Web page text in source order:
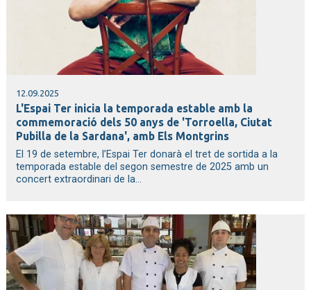
12.09.2025
L'Espai Ter inicia la temporada estable amb la
commemoració dels 50 anys de 'Torroella, Ciutat
Pubilla de la Sardana', amb Els Montgrins
El 19 de setembre, l’Espai Ter donarà el tret de sortida a la
temporada estable del segon semestre de 2025 amb un
concert extraordinari de la...